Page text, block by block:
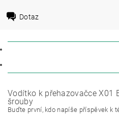
Dotaz
Vodítko k přehazovačce X01
šrouby
Buďte první, kdo napíše příspěvek k